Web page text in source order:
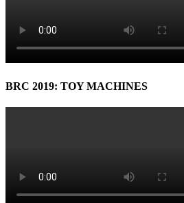
BRC 2019: TOY MACHINES